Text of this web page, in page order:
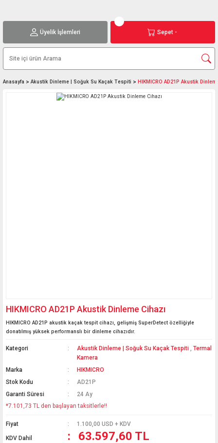
Üyelik İşlemleri Sepet -
Anasayfa Akustik Dinleme | Soğuk Su Kaçak Tespiti HIKMICRO AD21P Akustik
HIKMICRO AD21P Akustik Dinleme Cihazı
HIKMICRO AD21P akustik kaçak tespit cihazı, gelişmiş SuperDetect özelliğiyle
donatılmış yüksek performanslı bir dinleme cihazıdır.
Kategori Akustik Dinleme | Soğuk Su Kaçak Tespiti ,Termal
Kamera
Marka
HIKMICRO
Stok Kodu
AD21P
Garanti Süresi
24 Ay
*7.101,73 TL den başlayan taksitlerle!!
Fiyat 1.100,00 USD + KDV
KDV Dahil 63.597,60 TL